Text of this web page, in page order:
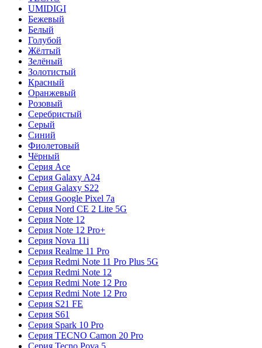
UMIDIGI
Бежевый
Белый
Голубой
Жёлтый
Зелёный
Золотистый
Красный
Оранжевый
Розовый
Серебристый
Серый
Синий
Фиолетовый
Чёрный
Серия Ace
Серия Galaxy A24
Серия Galaxy S22
Серия Google Pixel 7a
Серия Nord CE 2 Lite 5G
Серия Note 12
Серия Note 12 Pro+
Серия Nova 11i
Серия Realme 11 Pro
Серия Redmi Note 11 Pro Plus 5G
Серия Redmi Note 12
Серия Redmi Note 12 Pro
Серия Redmi Note 12 Pro
Серия S21 FE
Серия S61
Серия Spark 10 Pro
Серия TECNO Camon 20 Pro
Серия Tecno Pova 5